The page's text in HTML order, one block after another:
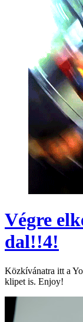
Végre
dal!!4!
Közkívánatra itt a
klipet is. Enjoy!